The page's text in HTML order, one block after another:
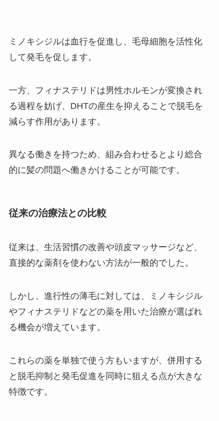
ミノキシジルは血行を促進し、毛母細胞を活性化
して発毛を促します。
一方、フィナステリドは男性ホルモンが変換され
る過程を妨げ、DHTの産生を抑えることで脱毛を
減らす作用があります。
異なる働きを持つため、組み合わせるとより総合
的に髪の問題へ働きかけることが可能です。
従来の治療法との比較
従来は、生活習慣の改善や頭皮マッサージなど、
直接的な薬剤を使わない方法が一般的でした。
しかし、進行性の薄毛に対しては、ミノキシジル
やフィナステリドなどの薬を用いた治療が選ばれ
る機会が増えています。
これらの薬を単独で使う方もいますが、併用する
と脱毛抑制と発毛促進を同時に狙える点が大きな
特徴です。